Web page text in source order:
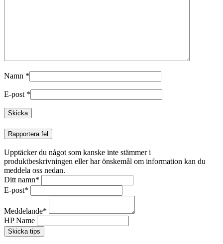
Namn *
E-post *
Rapportera fel
Upptäcker du något som kanske inte stämmer i
produktbeskrivningen eller har önskemål om information kan du
meddela oss nedan.
Ditt namn*
E-post*
Meddelande*
HP Name
Skicka tips